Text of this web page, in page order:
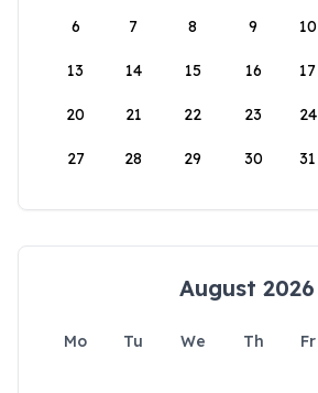
6 7 8 9 10
13 14 15 16 17
20 21 22 23 24
27 28 29 30 31
August 2026
Mo Tu We Th Fr